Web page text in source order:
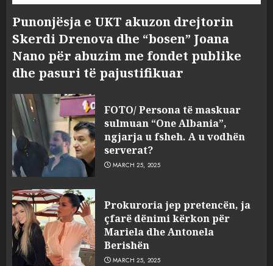
Punonjësja e UKT akuzon drejtorin
Skerdi Drenova dhe “bosen” Joana
Nano për abuzim me fondet publike
dhe pasuri të pajustifikuar
FOTO/ Persona të maskuar
sulmuan “One Albania”,
ngjarja u fsheh. A u vodhën
serverat?
MARCH 25, 2025
Prokuroria jep pretencën, ja
çfarë dënimi kërkon për
Mariela dhe Antonela
Berishën
MARCH 25, 2025